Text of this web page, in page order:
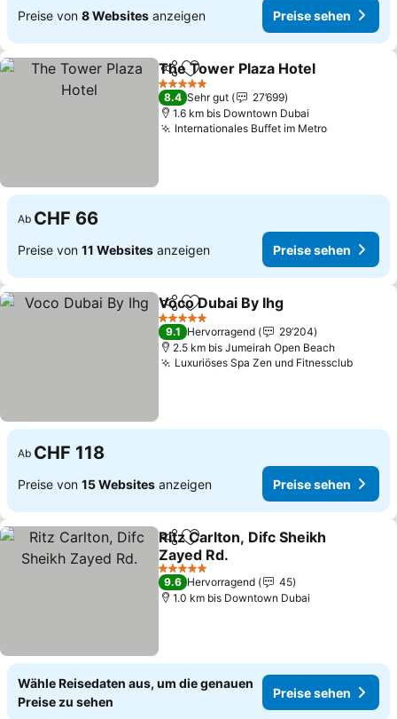
Preise von 8 Websites anzeigen Preise sehen
TeilenZu Favoriten hinzufügen
The Tower Plaza Hotel
5 Sterne
8.4 Sehr gut
27’699
1.6 km bis Downtown Dubai
Internationales Buffet im Metro
Ab CHF 66
Preise von 11 Websites anzeigen Preise sehen
TeilenZu Favoriten hinzufügen
Voco Dubai By Ihg
5 Sterne
9.1 Hervorragend
29’204
2.5 km bis Jumeirah Open Beach
Luxuriöses Spa Zen und Fitnessclub
Ab CHF 118
Preise von 15 Websites anzeigen Preise sehen
TeilenZu Favoriten hinzufügen
Ritz Carlton, Difc Sheikh
Zayed Rd.
5 Sterne
9.6 Hervorragend
45
1.0 km bis Downtown Dubai
Wähle Reisedaten aus, um die genauen
Preise zu sehen
Preise sehen